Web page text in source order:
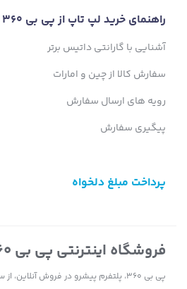
راهنمای خرید لپ تاپ از پی بی 360
آشنایی با گارانتی داتیس برتر
سفارش کالا از چین و امارات
رویه های ارسال سفارش
پیگیری سفارش
پرداخت مبلغ دلخواه
فروشگاه اینترنتی پی بی 360